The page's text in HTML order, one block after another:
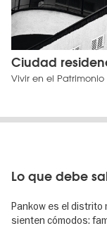
Ciudad
Vivir en el
Lo que debe
Pankow es el distrito
sienten cómodos: